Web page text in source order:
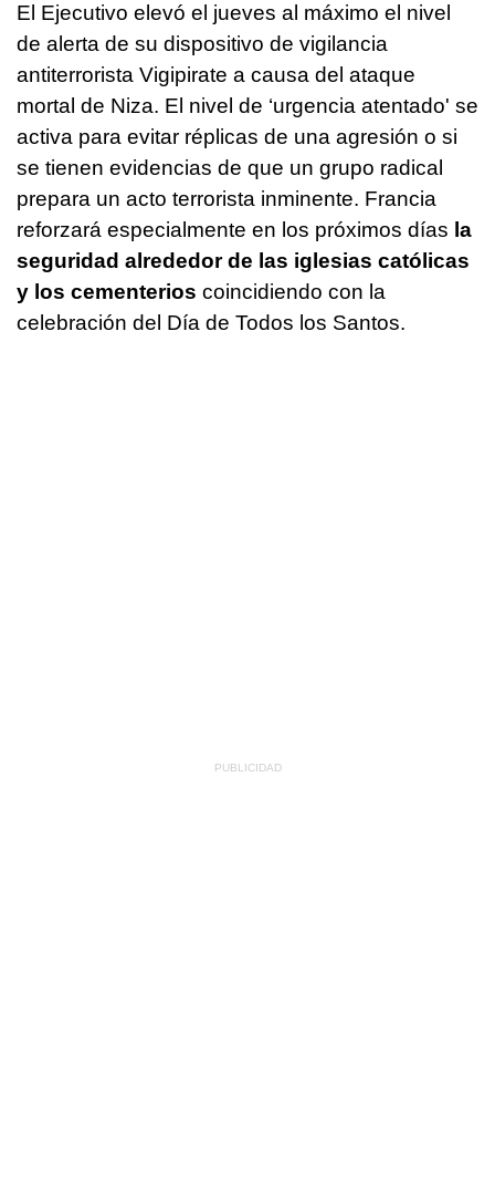
El Ejecutivo elevó el jueves al máximo el nivel
de alerta de su dispositivo de vigilancia
antiterrorista Vigipirate a causa del ataque
mortal de Niza. El nivel de ‘urgencia atentado' se
activa para evitar réplicas de una agresión o si
se tienen evidencias de que un grupo radical
prepara un acto terrorista inminente. Francia
reforzará especialmente en los próximos días la
seguridad alrededor de las iglesias católicas
y los cementerios coincidiendo con la
celebración del Día de Todos los Santos.